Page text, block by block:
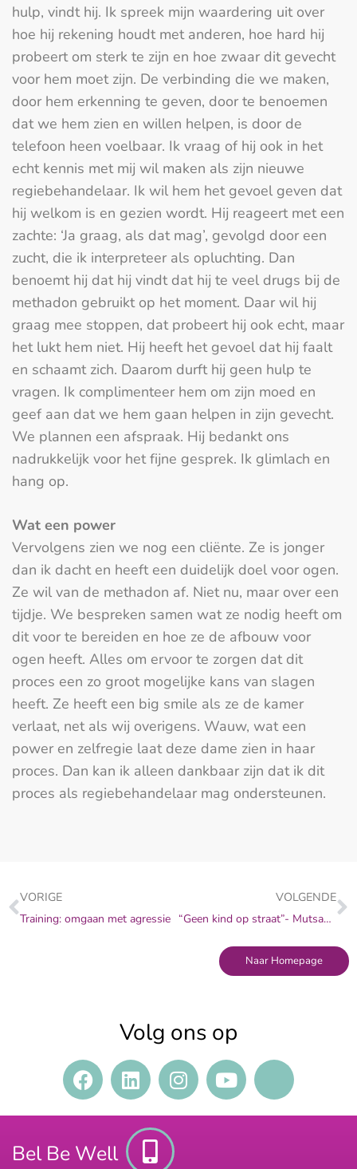
hulp, vindt hij. Ik spreek mijn waardering uit over
hoe hij rekening houdt met anderen, hoe hard hij
probeert om sterk te zijn en hoe zwaar dit gevecht
voor hem moet zijn. De verbinding die we maken,
door hem erkenning te geven, door te benoemen
dat we hem zien en willen helpen, is door de
telefoon heen voelbaar. Ik vraag of hij ook in het
echt kennis met mij wil maken als zijn nieuwe
regiebehandelaar. Ik wil hem het gevoel geven dat
hij welkom is en gezien wordt. Hij reageert met een
zachte: ‘Ja graag, als dat mag’, gevolgd door een
zucht, die ik interpreteer als opluchting. Dan
benoemt hij dat hij vindt dat hij te veel drugs bij de
methadon gebruikt op het moment. Daar wil hij
graag mee stoppen, dat probeert hij ook echt, maar
het lukt hem niet. Hij heeft het gevoel dat hij faalt
en schaamt zich. Daarom durft hij geen hulp te
vragen. Ik complimenteer hem om zijn moed en
geef aan dat we hem gaan helpen in zijn gevecht.
We plannen een afspraak. Hij bedankt ons
nadrukkelijk voor het fijne gesprek. Ik glimlach en
hang op.
Wat een power
Vervolgens zien we nog een cliënte. Ze is jonger
dan ik dacht en heeft een duidelijk doel voor ogen.
Ze wil van de methadon af. Niet nu, maar over een
tijdje. We bespreken samen wat ze nodig heeft om
dit voor te bereiden en hoe ze de afbouw voor
ogen heeft. Alles om ervoor te zorgen dat dit
proces een zo groot mogelijke kans van slagen
heeft. Ze heeft een big smile als ze de kamer
verlaat, net als wij overigens. Wauw, wat een
power en zelfregie laat deze dame zien in haar
proces. Dan kan ik alleen dankbaar zijn dat ik dit
proces als regiebehandelaar mag ondersteunen.
VORIGE
Training: omgaan met agressie
VOLGENDE
“Geen kind op straat”- Mutsaersstichting
Naar Homepage
Volg ons op
Bel Be Well